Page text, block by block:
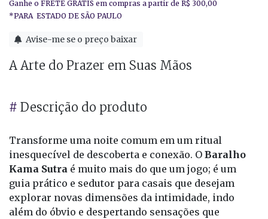
Avise-me se o preço baixar
A Arte do Prazer em Suas Mãos
# Descrição do produto
Transforme uma noite comum em um ritual
inesquecível de descoberta e conexão. O Baralho
Kama Sutra é muito mais do que um jogo; é um
guia prático e sedutor para casais que desejam
explorar novas dimensões da intimidade, indo
além do óbvio e despertando sensações que